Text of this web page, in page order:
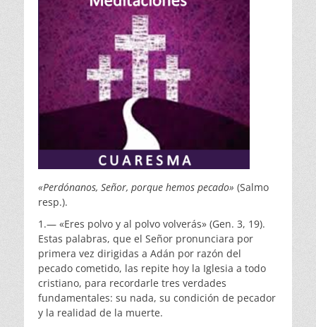
«Perdónanos, Señor, porque hemos pecado» (Salmo
resp.).
1.— «Eres polvo y al polvo volverás» (Gen. 3, 19).
Estas palabras, que el Señor pronunciara por
primera vez dirigidas a Adán por razón del
pecado cometido, las repite hoy la Iglesia a todo
cristiano, para recordarle tres verdades
fundamentales: su nada, su condición de pecador
y la realidad de la muerte.